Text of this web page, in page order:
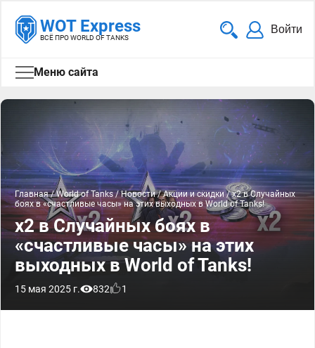
WOT Express
ВСЁ ПРО WORLD OF TANKS
Войти
Меню сайта
Главная/ World of Tanks/ Новости/ Акции и скидки/ x2 в Случайных
боях в «счастливые часы» на этих выходных в World of Tanks!
x2 в Случайных боях в
«счастливые часы» на этих
выходных в World of Tanks!
15 мая 2025 г. 832 1